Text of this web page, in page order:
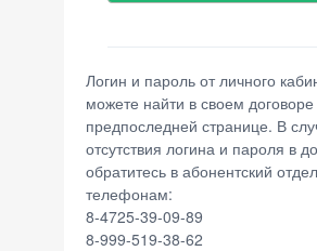
Логин и пароль от личного
можете найти в своем
предпоследней странице. В
отсутствия логина и пароля в
обратитесь в абонентский
телефонам:
8-4725-39-09-89
8-999-519-38-62